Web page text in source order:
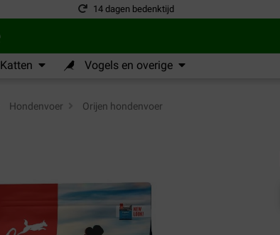
14 dagen bedenktijd
Katten Vogels en overige
Hondenvoer Orijen hondenvoer